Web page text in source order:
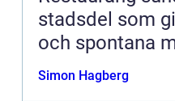
stadsdel som
och spontana
Simon Hagberg